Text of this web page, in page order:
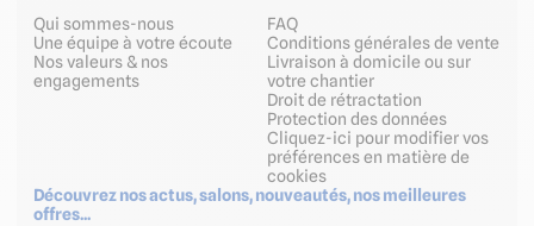
Qui sommes-nous
Une équipe à votre écoute
Nos valeurs & nos
engagements
FAQ
Conditions générales de vente
Livraison à domicile ou sur
votre chantier
Droit de rétractation
Protection des données
Cliquez-ici pour modifier vos
préférences en matière de
cookies
Découvrez nos actus, salons, nouveautés, nos meilleures
offres...